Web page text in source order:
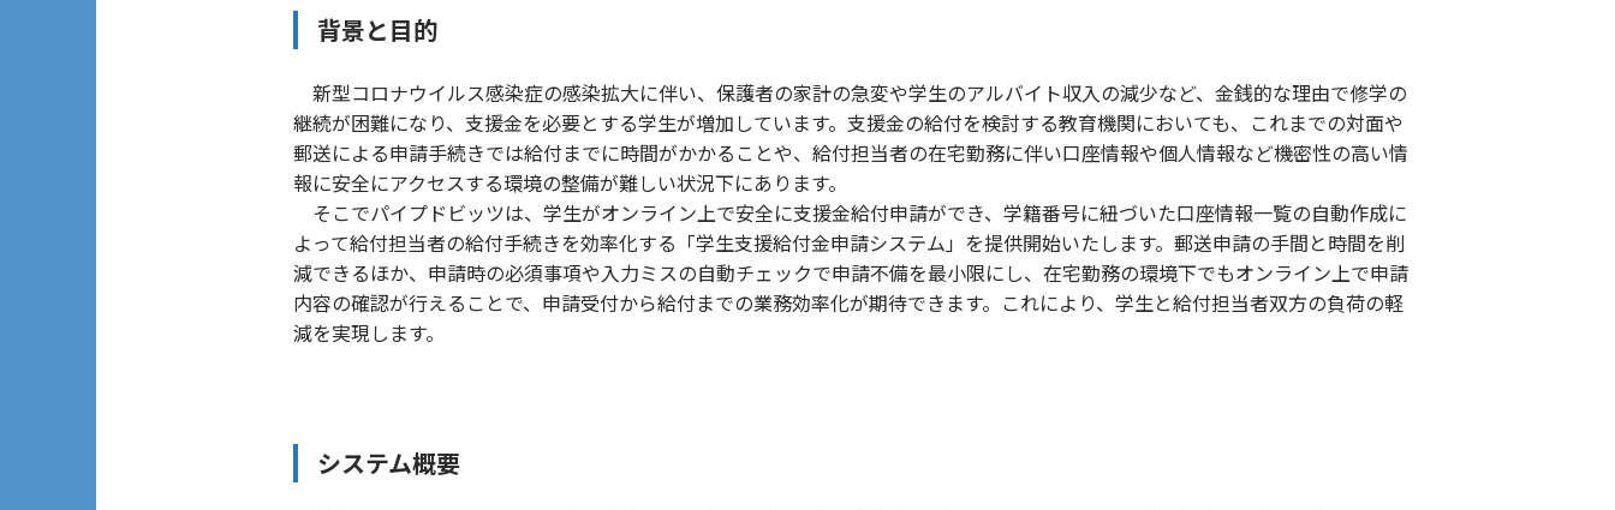
背景と目的
新型コロナウイルス感染症の感染拡大に伴い、保護者の家計の急変や学生のアルバイト収入の減少など、金銭的な理由で修学の
継続が困難になり、支援金を必要とする学生が増加しています。支援金の給付を検討する教育機関においても、これまでの対面や
郵送による申請手続きでは給付までに時間がかかることや、給付担当者の在宅勤務に伴い口座情報や個人情報など機密性の高い情
報に安全にアクセスする環境の整備が難しい状況下にあります。
そこでパイプドビッツは、学生がオンライン上で安全に支援金給付申請ができ、学籍番号に紐づいた口座情報一覧の自動作成に
よって給付担当者の給付手続きを効率化する「学生支援給付金申請システム」を提供開始いたします。郵送申請の手間と時間を削
減できるほか、申請時の必須事項や入力ミスの自動チェックで申請不備を最小限にし、在宅勤務の環境下でもオンライン上で申請
内容の確認が行えることで、申請受付から給付までの業務効率化が期待できます。これにより、学生と給付担当者双方の負荷の軽
減を実現します。
システム概要